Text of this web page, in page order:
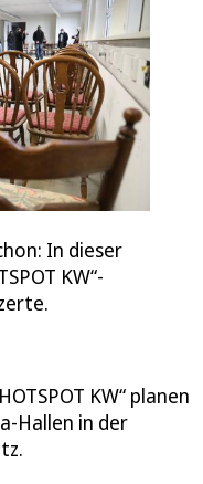
In dieser
KW“-
KW“ planen
Hallen in der